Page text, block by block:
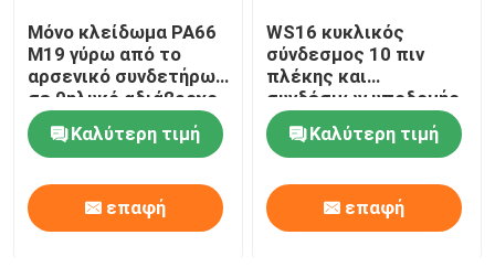
Μόνο κλείδωμα PA66
M19 γύρω από το
αρσενικό συνδετήρων
σε θηλυκό αδιάβροχο
IP68
Καλύτερη τιμή
επαφή
WS16 κυκλικός
σύνδεσμος 10 πιν
πλέκης και
συνδέσμων υποδομής
συνδετήρων 7 ~ 10
πιν 5A 400V
Καλύτερη τιμή
επαφή